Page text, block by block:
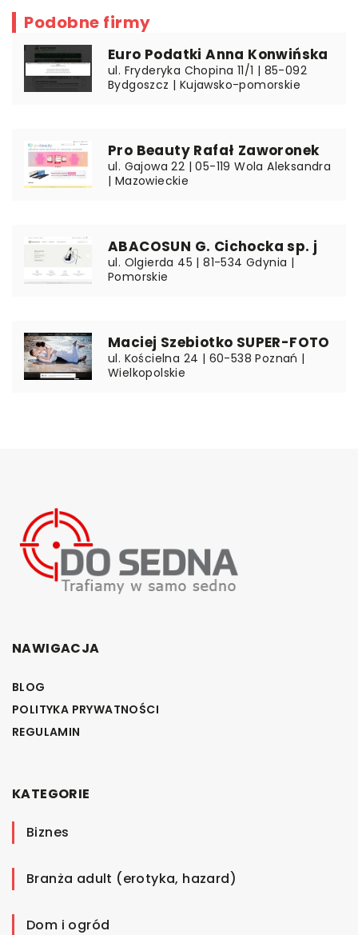
Podobne firmy
Euro Podatki Anna Konwińska
ul. Fryderyka Chopina 11/1 | 85-092
Bydgoszcz | Kujawsko-pomorskie
Pro Beauty Rafał Zaworonek
ul. Gajowa 22 | 05-119 Wola Aleksandra
| Mazowieckie
ABACOSUN G. Cichocka sp. j
ul. Olgierda 45 | 81-534 Gdynia |
Pomorskie
Maciej Szebiotko SUPER-FOTO
ul. Kościelna 24 | 60-538 Poznań |
Wielkopolskie
NAWIGACJA
BLOG
POLITYKA PRYWATNOŚCI
REGULAMIN
KATEGORIE
Biznes
Branża adult (erotyka, hazard)
Dom i ogród